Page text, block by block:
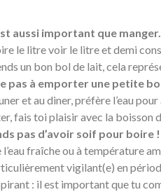
aussi important que manger.
le litre voir le litre et demi
un bon bol de lait, cela
pas à emporter une petite
et au diner, préfère l’eau
fais toi plaisir avec la boisson
pas d’avoir soif pour boire !
l’eau fraîche ou à température
vigilant(e) en
: il est important que tu